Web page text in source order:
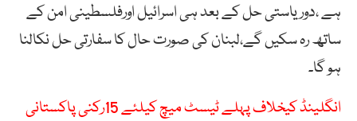
ہے ،دوریاستی حل کے بعد ہی اسرائیل اورفلسطینی امن کے
ساتھ رہ سکیں گے،لبنان کی صورت حال کا سفارتی حل نکالنا
ہو گا۔
انگلینڈ کیخلاف پہلے ٹیسٹ میچ کیلئے 15رکنی پاکستانی